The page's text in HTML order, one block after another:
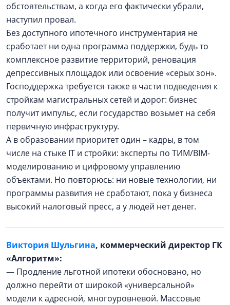
обстоятельствам, а когда его фактически убрали,
наступил провал.
Без доступного ипотечного инструментария не
сработает ни одна программа поддержки, будь то
комплексное развитие территорий, реновация
депрессивных площадок или освоение «серых зон».
Господдержка требуется также в части подведения к
стройкам магистральных сетей и дорог: бизнес
получит импульс, если государство возьмет на себя
первичную инфраструктуру.
А в образовании приоритет один – кадры, в том
числе на стыке IT и стройки: эксперты по ТИМ/BIM-
моделированию и цифровому управлению
объектами. Но повторюсь: ни новые технологии, ни
программы развития не сработают, пока у бизнеса
высокий налоговый пресс, а у людей нет денег.
Виктория Шульгина, коммерческий директор ГК
«Алгоритм»:
— Продление льготной ипотеки обосновано, но
должно перейти от широкой «универсальной»
модели к адресной, многоуровневой. Массовые